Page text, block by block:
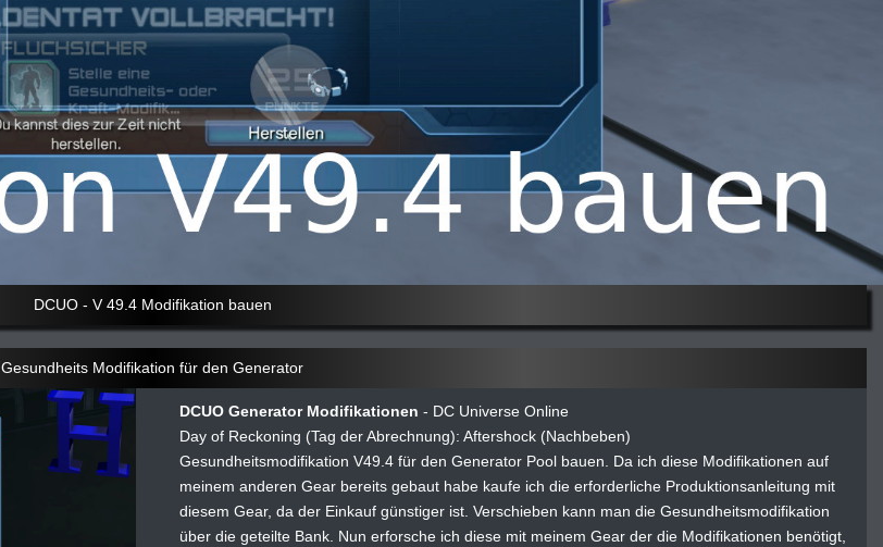
DCUO - V 49.4 Modifikation bauen
Gesundheits Modifikation für den Generator
DCUO Generator Modifikationen - DC Universe Online
Day of Reckoning (Tag der Abrechnung): Aftershock (Nachbeben)
Gesundheitsmodifikation V49.4 für den Generator Pool bauen. Da ich diese Modifikationen auf
meinem anderen Gear bereits gebaut habe kaufe ich die erforderliche Produktionsanleitung mit
diesem Gear, da der Einkauf günstiger ist. Verschieben kann man die Gesundheitsmodifikation
über die geteilte Bank. Nun erforsche ich diese mit meinem Gear der die Modifikationen benötigt,